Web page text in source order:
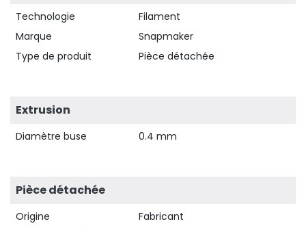
Technologie
Filament
Marque
Snapmaker
Type de produit
Pièce détachée
Extrusion
Diamètre buse 0.4 mm
Pièce détachée
Origine
Fabricant